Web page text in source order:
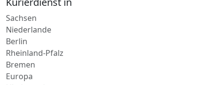
Sachsen
Niederlande
Berlin
Rheinland-Pfalz
Bremen
Europa
Niedersachsen